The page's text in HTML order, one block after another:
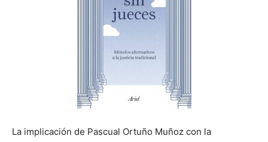
La implicación de Pascual Ortuño Muñoz con la